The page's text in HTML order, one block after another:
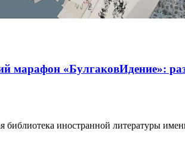
марафон «БулгаковИдение»:
библиотека иностранной литературы